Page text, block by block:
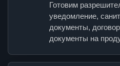
Готовим
уведомление,
документы,
документы на